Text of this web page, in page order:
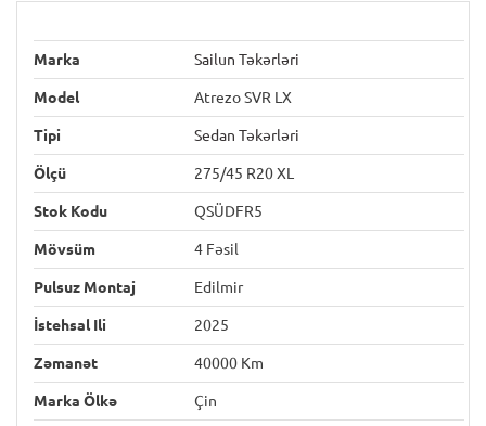
Marka Sailun Təkərləri
Model Atrezo SVR LX
Tipi Sedan Təkərləri
Ölçü 275/45 R20 XL
Stok Kodu QSÜDFR5
Mövsüm 4 Fəsil
Pulsuz Montaj Edilmir
İstehsal Ili 2025
Zəmanət 40000 Km
Marka Ölkə Çin